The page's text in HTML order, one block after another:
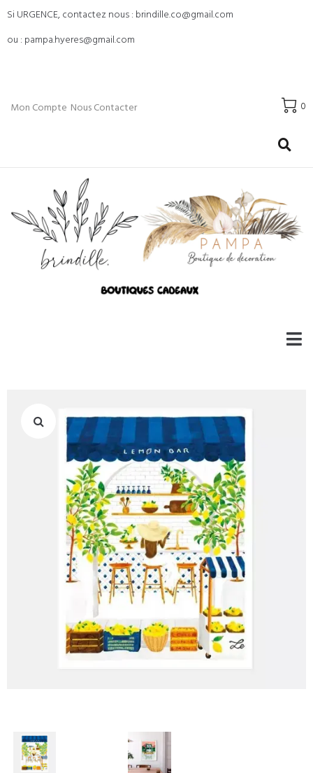
Si URGENCE, contactez nous : brindille.co@gmail.com
ou : pampa.hyeres@gmail.com
Mon Compte Nous Contacter 0